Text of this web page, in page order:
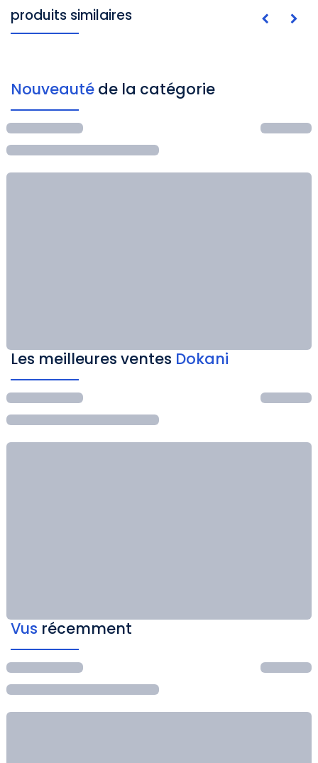
produits similaires
Nouveauté de la catégorie
Les meilleures ventes Dokani
Vus récemment